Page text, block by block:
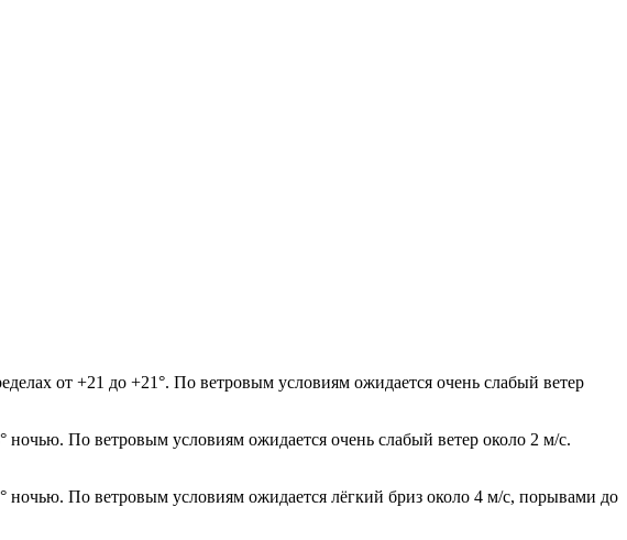
от +21 до +21°. По ветровым условиям ожидается очень слабый ветер
ночью. По ветровым условиям ожидается очень слабый ветер около 2 м/с.
ночью. По ветровым условиям ожидается лёгкий бриз около 4 м/с, порывами до